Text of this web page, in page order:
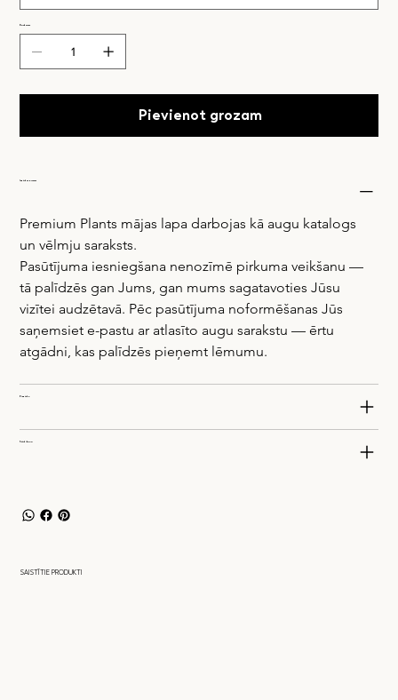
Daudzums
Pievienot grozam
Iegādes process
Premium Plants mājas lapa darbojas kā augu katalogs
un vēlmju saraksts.
Pasūtījuma iesniegšana nenozīmē pirkuma veikšanu —
tā palīdzēs gan Jums, gan mums sagatavoties Jūsu
vizītei audzētavā. Pēc pasūtījuma noformēšanas Jūs
saņemsiet e-pastu ar atlasīto augu sarakstu — ērtu
atgādni, kas palīdzēs pieņemt lēmumu.
Piegāde
Stādīšana
SAISTĪTIE PRODUKTI